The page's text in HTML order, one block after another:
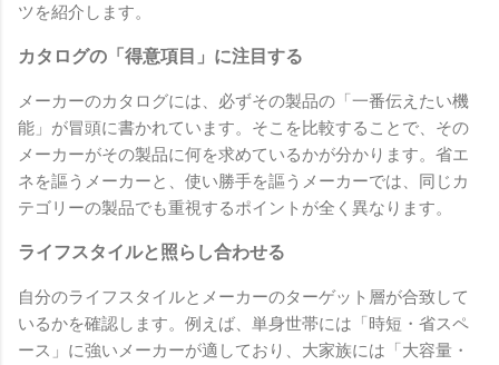
ツを紹介します。
カタログの「得意項目」に注目する
メーカーのカタログには、必ずその製品の「一番伝えたい機
能」が冒頭に書かれています。そこを比較することで、その
メーカーがその製品に何を求めているかが分かります。省エ
ネを謳うメーカーと、使い勝手を謳うメーカーでは、同じカ
テゴリーの製品でも重視するポイントが全く異なります。
ライフスタイルと照らし合わせる
自分のライフスタイルとメーカーのターゲット層が合致して
いるかを確認します。例えば、単身世帯には「時短・省スペ
ース」に強いメーカーが適しており、大家族には「大容量・